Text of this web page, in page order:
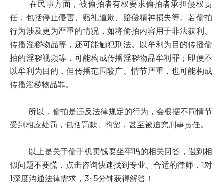
在民事方面，被偷拍者有权要求偷拍者承担侵权责
任，包括停止侵害、赔礼道歉、赔偿精神损失等。若偷拍
行为涉及更为严重的情况，如将偷拍内容用于非法获利、
传播淫秽物品等，还可能触犯刑法。以牟利为目的传播偷
拍的淫秽视频等，可能构成传播淫秽物品牟利罪；即便不
以牟利为目的，但传播范围较广、情节严重，也可能构成
传播淫秽物品罪。
所以，偷拍是违反法律规定的行为，会根据不同情节
受到相应处罚，包括罚款、拘留，甚至被追究刑事责任。
以上是关于偷手机卖钱要坐牢吗的相关回答，遇到相
似问题不要慌，点击咨询快速找到专业、合适的律师，1对
1深度沟通法律需求，3~5分钟获得解答！